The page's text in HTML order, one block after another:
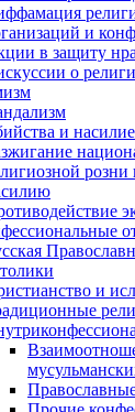
и
в защиту
о
и насилие
и